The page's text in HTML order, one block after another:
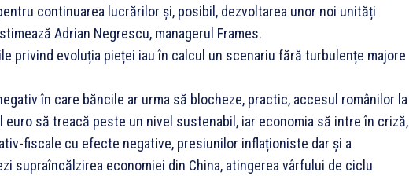
continuarea lucrărilor și, posibil, dezvoltarea unor noi unități
Adrian Negrescu, managerul Frames.
privind evoluția pieței iau în calcul un scenariu fără turbulențe majore
în care băncile ar urma să blocheze, practic, accesul românilor la
euro să treacă peste un nivel sustenabil, iar economia să intre în criză,
fiscale cu efecte negative, presiunilor inflaționiste dar și a
supraîncălzirea economiei din China, atingerea vârfului de ciclu